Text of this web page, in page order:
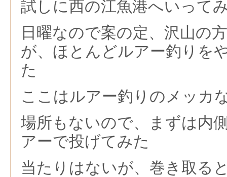
試しに西の江魚港へいって
日曜なので案の定、沢山の
が、ほとんどルアー釣りを
た
ここはルアー釣りのメッカ
場所もないので、まずは内
アーで投げてみた
当たりはないが、巻き取る